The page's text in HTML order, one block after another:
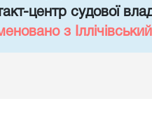
центр судової
з